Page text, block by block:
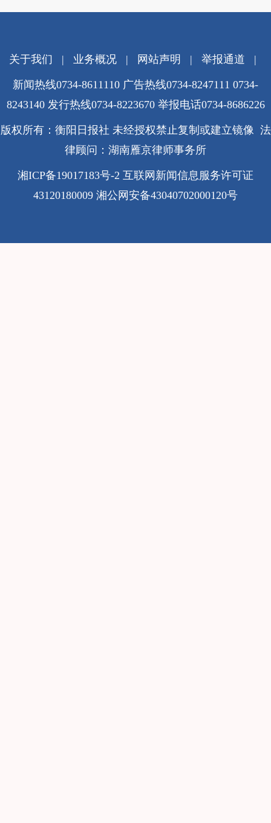
关于我们 | 业务概况| 网站声明 | 举报通道 |
新闻热线0734-8611110 广告热线0734-8247111 0734-
8243140 发行热线0734-8223670 举报电话0734-8686226
版权所有：衡阳日报社 未经授权禁止复制或建立镜像 法
律顾问：湖南雁京律师事务所
湘ICP备19017183号-2 互联网新闻信息服务许可证
43120180009 湘公网安备43040702000120号